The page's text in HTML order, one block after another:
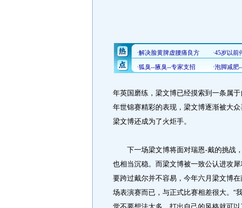
年英国磨练，梁文博已经摸索到一条属
年世锦赛精彩的表现，梁文博逐渐被大
梁文博还成为了火炬手。
下一场梁文博将面对瑞恩-戴的挑战，
也相当沉稳。而梁文博被一致公认进攻
要跨过戴尔并不容易，今年六月梁文博
场表演赛而已，与正式比赛相差很大。“